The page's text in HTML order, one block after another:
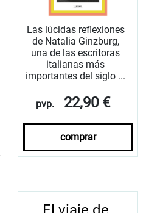
Las lúcidas reflexiones
de Natalia Ginzburg,
una de las escritoras
italianas más
importantes del siglo ...
pvp. 22,90 €
comprar